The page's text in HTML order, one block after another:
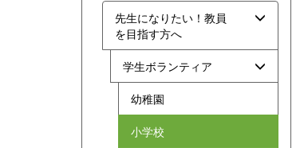
先生になりたい！教員
を目指す方へ
学生ボランティア
幼稚園
小学校